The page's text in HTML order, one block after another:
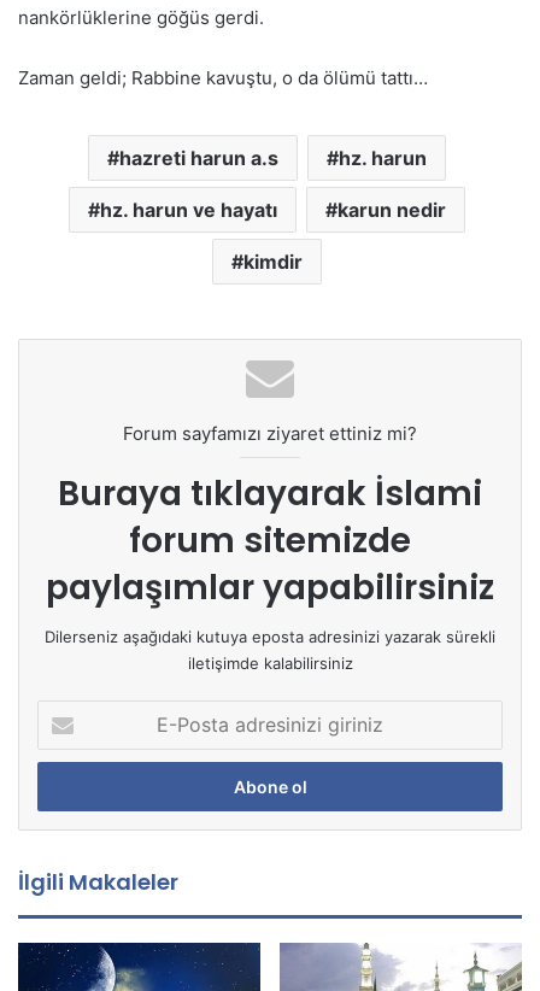
nankörlüklerine göğüs gerdi.
Zaman geldi; Rabbine kavuştu, o da ölümü tattı…
hazreti harun a.s hz. harun
hz. harun ve hayatı karun nedir
kimdir
Forum sayfamızı ziyaret ettiniz mi?
Buraya tıklayarak İslami
forum sitemizde
paylaşımlar yapabilirsiniz
Dilerseniz aşağıdaki kutuya eposta adresinizi yazarak sürekli
iletişimde kalabilirsiniz
P
s
a
d
r
e
İlgili Makaleler